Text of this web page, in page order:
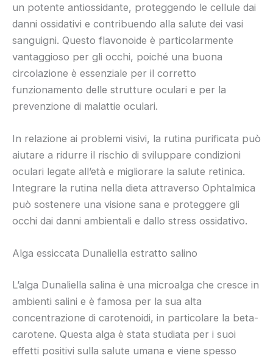
un potente antiossidante, proteggendo le cellule dai
danni ossidativi e contribuendo alla salute dei vasi
sanguigni. Questo flavonoide è particolarmente
vantaggioso per gli occhi, poiché una buona
circolazione è essenziale per il corretto
funzionamento delle strutture oculari e per la
prevenzione di malattie oculari.
In relazione ai problemi visivi, la rutina purificata può
aiutare a ridurre il rischio di sviluppare condizioni
oculari legate all’età e migliorare la salute retinica.
Integrare la rutina nella dieta attraverso Ophtalmica
può sostenere una visione sana e proteggere gli
occhi dai danni ambientali e dallo stress ossidativo.
Alga essiccata Dunaliella estratto salino
L’alga Dunaliella salina è una microalga che cresce in
ambienti salini e è famosa per la sua alta
concentrazione di carotenoidi, in particolare la beta-
carotene. Questa alga è stata studiata per i suoi
effetti positivi sulla salute umana e viene spesso